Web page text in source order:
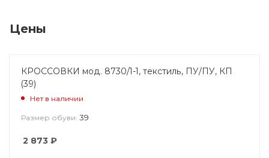
Цены
КРОССОВКИ мод. 8730/1-1, текстиль, ПУ/ПУ, КП
(39)
Нет в наличии
Размер обуви: 39
2 873 ₽